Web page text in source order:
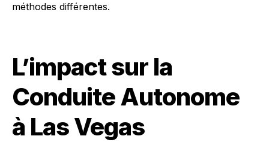
méthodes différentes.
L’impact sur la
Conduite Autonome
à Las Vegas